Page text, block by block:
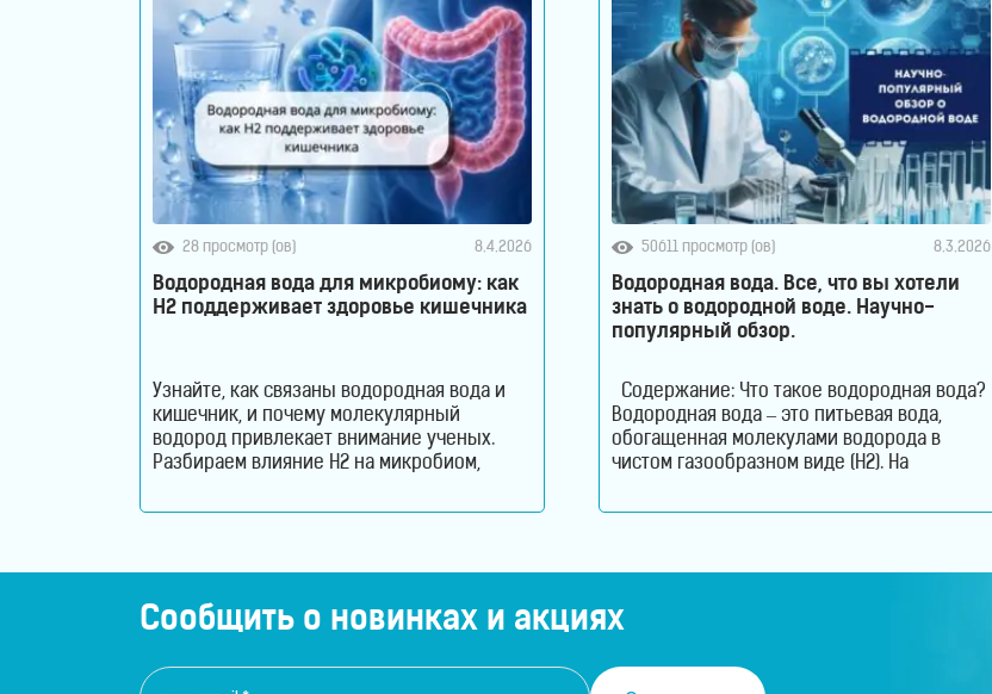
Водородные
ингаляторы
Водородные
Кислородные
концентраторы
продукты
28 просмотр (ов) 8.4.2026
Водородная вода для микробиому: как
H2 поддерживает здоровье кишечника
Узнайте, как связаны водородная вода и
кишечник, и почему молекулярный
водород привлекает внимание ученых.
Разбираем влияние H2 на микробиом,
барьера. Как водородная вода влияет на
Сегодня ученые рассматривают его как
одну из важнейших систем организма.
50611 просмотр (ов) 8.3.2026
Водородная вода. Все, что вы хотели
знать о водородной воде. Научно-
популярный обзор.
Содержание: Что такое водородная вода?
Водородная вода – это питьевая вода,
обогащенная молекулами водорода в
чистом газообразном виде (H2). На
Hydrogen Rich Water (HRW) или Hydrogen
воде. Поэтому водород содержится в
Сообщить о новинках и акциях